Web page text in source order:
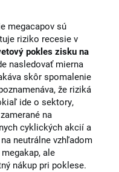
megacapov sú
riziko recesie v
pokles zisku na
nasledovať mierna
skôr spomalenie
že riziká
ide o sektory,
na
cyklických akcií a
neutrálne vzhľadom
ale
nákup pri poklese.